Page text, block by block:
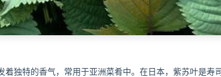
独特的香气，常用于亚洲菜肴中。在日本，紫苏叶是寿